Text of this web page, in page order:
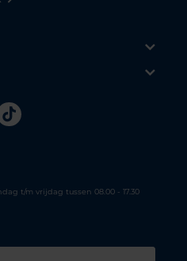
Tiktok
t/m vrijdag tussen 08.00 - 17.30